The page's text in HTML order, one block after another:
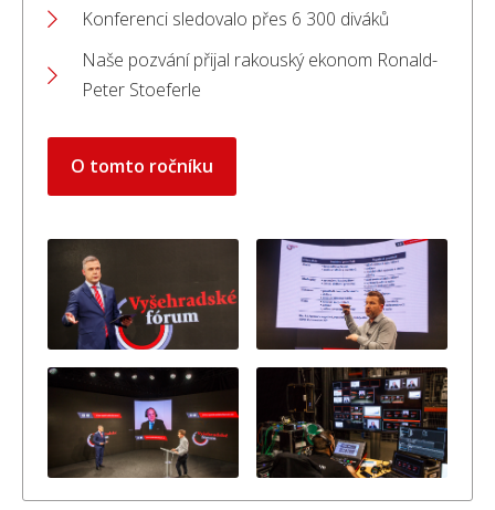
Konferenci sledovalo přes 6 300 diváků
Naše pozvání přijal rakouský ekonom Ronald-
Peter Stoeferle
O tomto ročníku